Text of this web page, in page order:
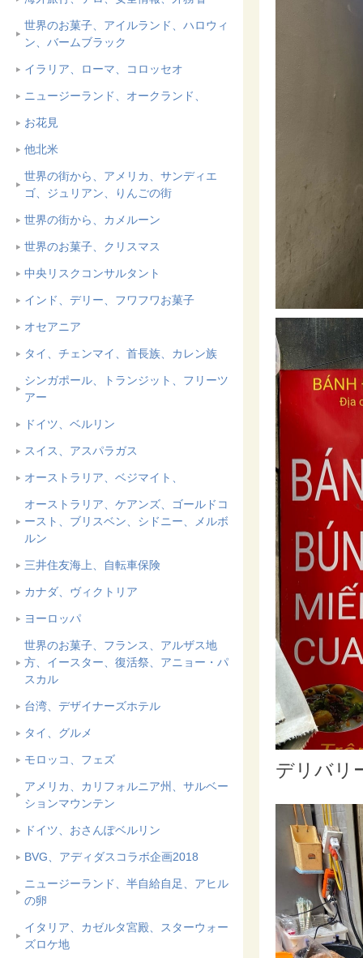
世界のお菓子、アイルランド、ハロウィ
ン、バームブラック
イラリア、ローマ、コロッセオ
ニュージーランド、オークランド、
お花見
他北米
世界の街から、アメリカ、サンディエ
ゴ、ジュリアン、りんごの街
世界の街から、カメルーン
世界のお菓子、クリスマス
中央リスクコンサルタント
インド、デリー、フワフワお菓子
オセアニア
タイ、チェンマイ、首長族、カレン族
シンガポール、トランジット、フリーツ
アー
ドイツ、ベルリン
スイス、アスパラガス
オーストラリア、ベジマイト、
オーストラリア、ケアンズ、ゴールドコ
ースト、ブリスベン、シドニー、メルボ
ルン
三井住友海上、自転車保険
カナダ、ヴィクトリア
ヨーロッパ
世界のお菓子、フランス、アルザス地
方、イースター、復活祭、アニョー・パ
スカル
台湾、デザイナーズホテル
タイ、グルメ
モロッコ、フェズ
アメリカ、カリフォルニア州、サルベー
ションマウンテン
ドイツ、おさんぽベルリン
BVG、アディダスコラボ企画2018
ニュージーランド、半自給自足、アヒル
の卵
イタリア、カゼルタ宮殿、スターウォー
ズロケ地
デリバリ